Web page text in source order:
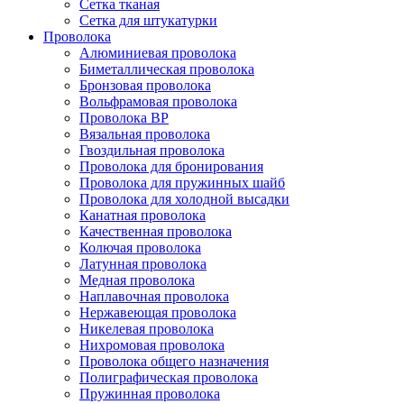
Сетка тканая
Сетка для штукатурки
Проволока
Алюминиевая проволока
Биметаллическая проволока
Бронзовая проволока
Вольфрамовая проволока
Проволока ВР
Вязальная проволока
Гвоздильная проволока
Проволока для бронирования
Проволока для пружинных шайб
Проволока для холодной высадки
Канатная проволока
Качественная проволока
Колючая проволока
Латунная проволока
Медная проволока
Наплавочная проволока
Нержавеющая проволока
Никелевая проволока
Нихромовая проволока
Проволока общего назначения
Полиграфическая проволока
Пружинная проволока